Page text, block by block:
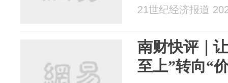
21世纪经济报道
南财快评｜
至上”转向“